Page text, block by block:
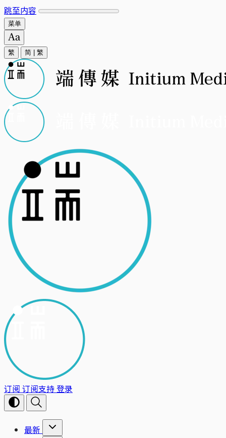
跳至内容
菜单
繁 简 繁
订阅 订阅支持登录
最新